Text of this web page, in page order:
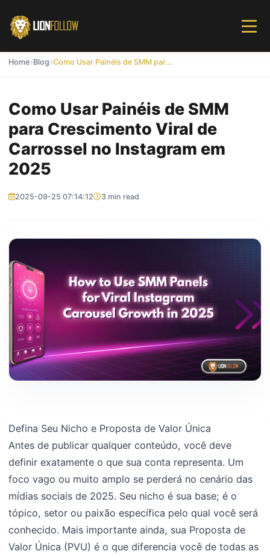
Home Blog Como Usar Painéis de SMM para Crescimento Viral de Carrossel no Instagram em 2025
Como Usar Painéis de SMM
para Crescimento Viral de
Carrossel no Instagram em
2025
2025-09-25 07:14:12 3 min read
Defina Seu Nicho e Proposta de Valor Única
Antes de publicar qualquer conteúdo, você deve
definir exatamente o que sua conta representa. Um
foco vago ou muito amplo se perderá no cenário das
mídias sociais de 2025. Seu nicho é sua base; é o
tópico, setor ou paixão específica pelo qual você será
conhecido. Mais importante ainda, sua Proposta de
Valor Única (PVU) é o que diferencia você de todas as